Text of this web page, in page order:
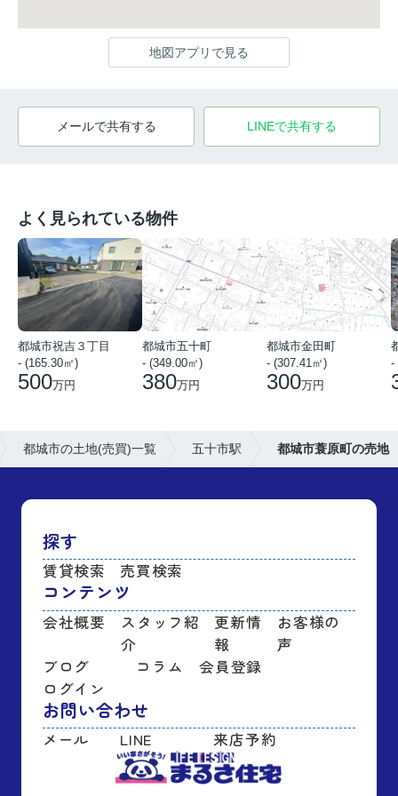
地図アプリで見る
メールで共有する LINEで共有する
よく見られている物件
都城市祝吉３丁目
- (165.30㎡)
500万円
都城市五十町
- (349.00㎡)
380万円
都城市金田町
- (307.41㎡)
300万円
-
都城市の土地(売買)一覧 五十市駅 都城市蓑原町の売地
探す
賃貸検索 売買検索
コンテンツ
会社概要
スタッフ紹
介
更新情
報
お客様の
声
ブログ
コラム
会員登録
ログイン
お問い合わせ
メール LINE 来店予約